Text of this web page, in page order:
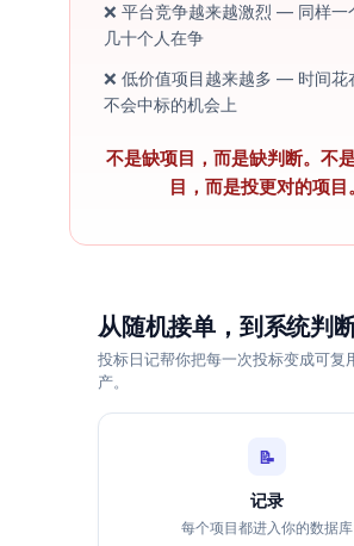
❌ 平台竞争越来越激烈 — 同样一
几十个人在争
❌ 低价值项目越来越多 — 时间花
不会中标的机会上
不是缺项目，而是缺判断。不
目，而是投更对的项目。
从随机接单，到系统判
投标日记帮你把每一次投标变成可复
产。
📝
记录
每个项目都进入你的数据库